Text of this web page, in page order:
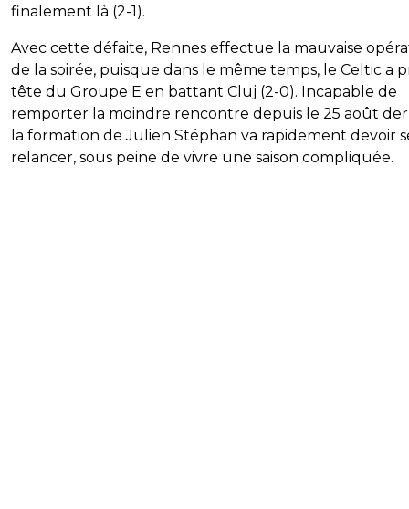
finalement là (2-1).
Avec cette défaite, Rennes effectue la mauvaise
de la soirée, puisque dans le même temps, le Celtic a
tête du Groupe E en battant Cluj (2-0). Incapable de
remporter la moindre rencontre depuis le 25 août
la formation de Julien Stéphan va rapidement devoir
relancer, sous peine de vivre une saison compliquée.